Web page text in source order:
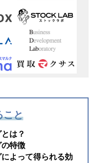
こと
は？
特徴
よって得られる効